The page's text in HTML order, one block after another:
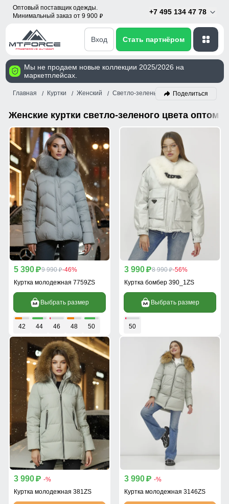
Оптовый поставщик одежды.
Минимальный заказ от 9 900 p
+7 495 134 47 78
Вход Стать партнёром
Мы не продаем новые коллекции 2025/2026 на
маркетплейсах.
Главная Куртки Женский Светло-зеленый Поделиться
Женские куртки светло-зеленого цвета оптом
5 390 p9 990 p-46%
Куртка молодежная 7759ZS
Выбрать размер
42 44 46 48 50
3 990 p8 990 p-56%
Куртка бомбер 390_1ZS
Выбрать размер
50
3 990 p -%
Куртка молодежная 381ZS
3 990 p -%
Куртка молодежная 3146ZS